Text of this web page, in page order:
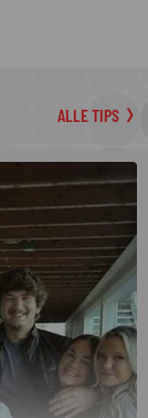
ALLE TIPS